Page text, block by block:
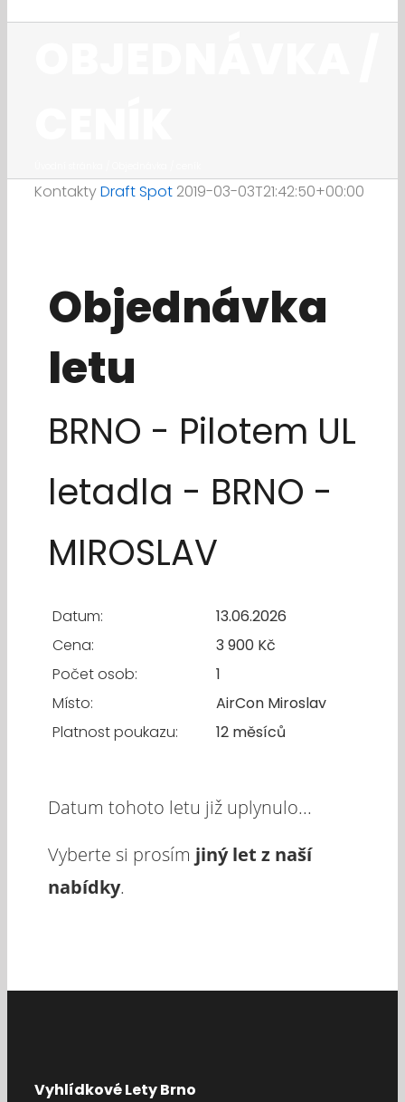
KontaktyDraft Spot 2019-03-03T21:42:50+00:00
Objednávka
letu
BRNO - Pilotem UL
letadla - BRNO -
MIROSLAV
Datum:
13.06.2026
Cena:
3 900 Kč
Počet osob:
1
Místo:
AirCon Miroslav
Platnost poukazu:
12 měsíců
Datum tohoto letu již uplynulo...
Vyberte si prosím jiný let z naší
nabídky.
Vyhlídkové Lety Brno